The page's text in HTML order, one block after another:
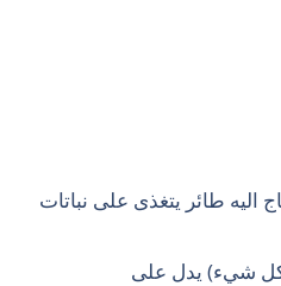
اليه طائر يتغذى على نباتات
كل شيء) يدل على